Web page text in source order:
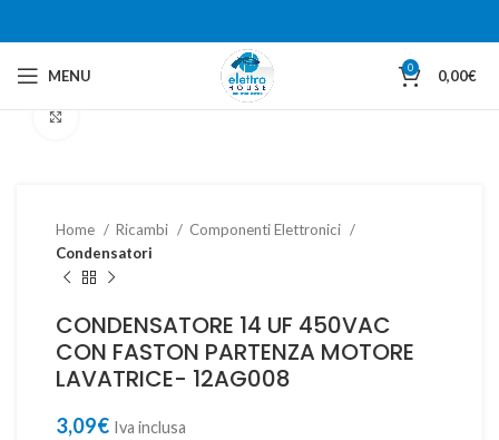
MENU 0 0,00€
Home Ricambi
Componenti Elettronici
Condensatori
CONDENSATORE 14 UF 450VAC
CON FASTON PARTENZA MOTORE
LAVATRICE- 12AG008
3,09€ Iva inclusa